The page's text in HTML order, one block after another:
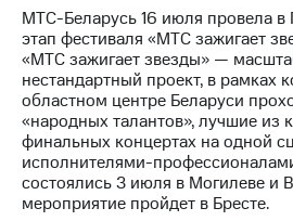
Правовая
информация
Контакты
Медиа-центр
Пресс-
релизы
МТС
МТС-Беларусь 16 июля провела в
этап фестиваля «МТС зажигает
«МТС зажигает звезды» —
нестандартный проект, в рамках
областном центре Беларуси
«народных талантов», лучшие из
финальных концертах на одной
исполнителями-
состоялись 3 июля в Могилеве и
мероприятие пройдет в Бресте.